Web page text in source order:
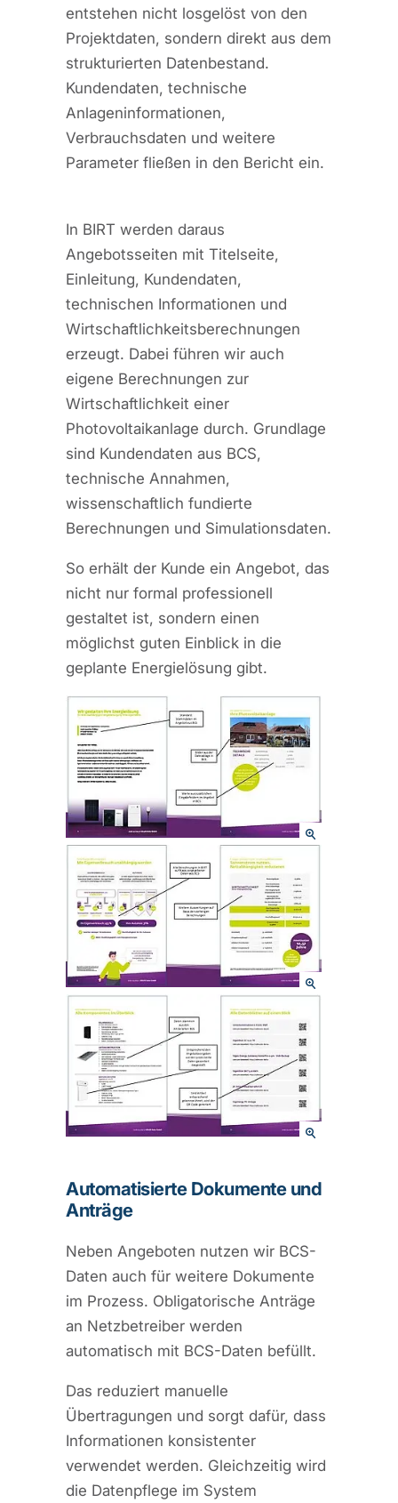
entstehen nicht losgelöst von den
Projektdaten, sondern direkt aus dem
strukturierten Datenbestand.
Kundendaten, technische
Anlageninformationen,
Verbrauchsdaten und weitere
Parameter fließen in den Bericht ein.
In BIRT werden daraus
Angebotsseiten mit Titelseite,
Einleitung, Kundendaten,
technischen Informationen und
Wirtschaftlichkeitsberechnungen
erzeugt. Dabei führen wir auch
eigene Berechnungen zur
Wirtschaftlichkeit einer
Photovoltaikanlage durch. Grundlage
sind Kundendaten aus BCS,
technische Annahmen,
wissenschaftlich fundierte
Berechnungen und Simulationsdaten.
So erhält der Kunde ein Angebot, das
nicht nur formal professionell
gestaltet ist, sondern einen
möglichst guten Einblick in die
geplante Energielösung gibt.
Automatisierte Dokumente und
Anträge
Neben Angeboten nutzen wir BCS-
Daten auch für weitere Dokumente
im Prozess. Obligatorische Anträge
an Netzbetreiber werden
automatisch mit BCS-Daten befüllt.
Das reduziert manuelle
Übertragungen und sorgt dafür, dass
Informationen konsistenter
verwendet werden. Gleichzeitig wird
die Datenpflege im System